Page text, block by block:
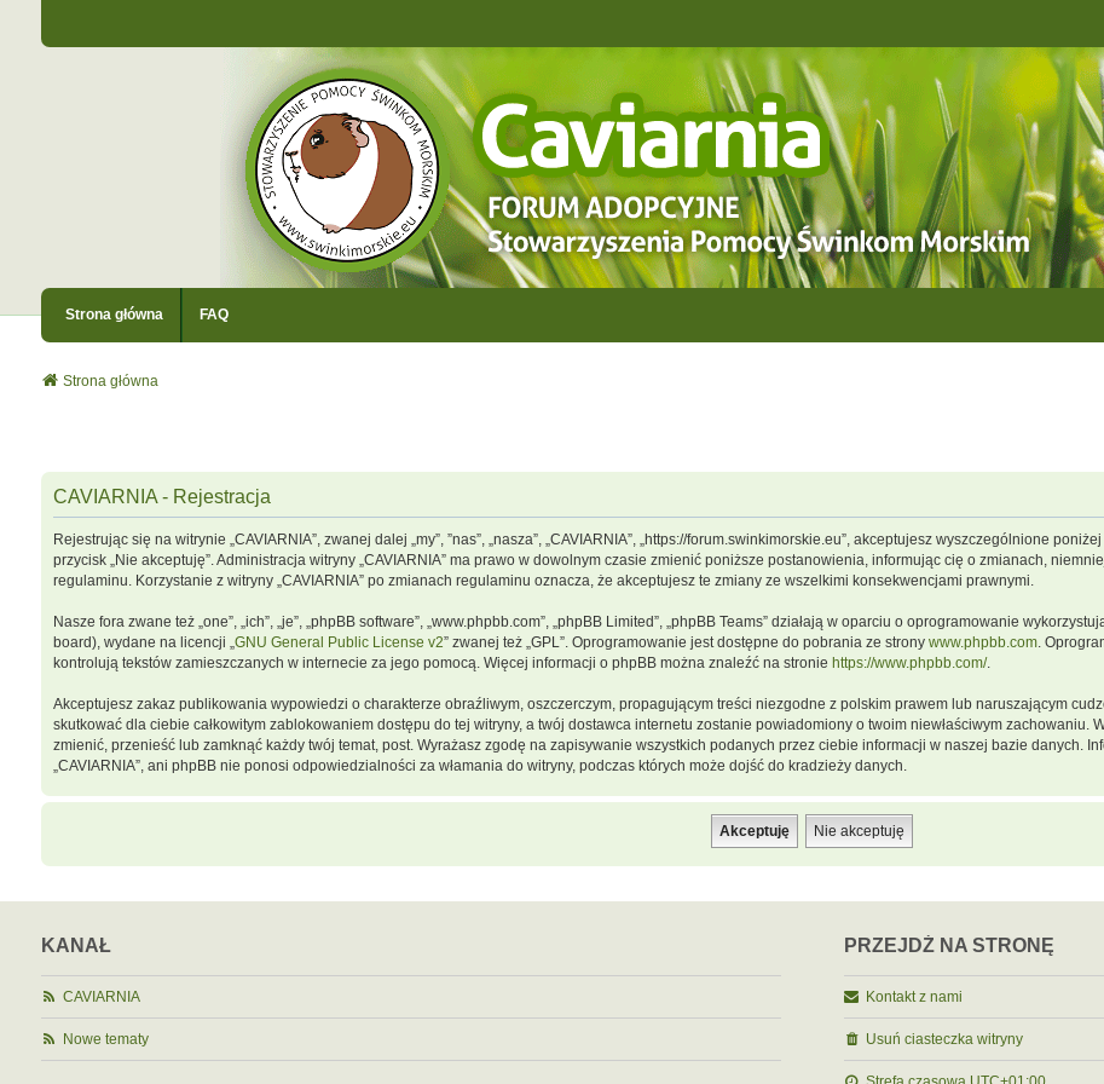
Strona główna FAQ
Strona główna
CAVIARNIA - Rejestracja
Rejestrując się na witrynie „CAVIARNIA”, zwanej dalej „my”, ”nas”, „nasza”, „CAVIARNIA”, „https://forum.swinkimorskie.eu”, akceptujesz wyszczególnione
przycisk „Nie akceptuję”. Administracja witryny „CAVIARNIA” ma prawo w dowolnym czasie zmienić poniższe postanowienia, informując cię o zmianach,
regulaminu. Korzystanie z witryny „CAVIARNIA” po zmianach regulaminu oznacza, że akceptujesz te zmiany ze wszelkimi konsekwencjami prawnymi.
Nasze fora zwane też „one”, „ich”, „je”, „phpBB software”, „www.phpbb.com”, „phpBB Limited”, „phpBB Teams” działają w oparciu o oprogramowanie
board), wydane na licencji „GNU General Public License v2” zwanej też „GPL”. Oprogramowanie jest dostępne do pobrania ze strony www.phpbb.com.
kontrolują tekstów zamieszczanych w internecie za jego pomocą. Więcej informacji o phpBB można znaleźć na stronie https://www.phpbb.com/.
Akceptujesz zakaz publikowania wypowiedzi o charakterze obraźliwym, oszczerczym, propagującym treści niezgodne z polskim prawem lub naruszającym
skutkować dla ciebie całkowitym zablokowaniem dostępu do tej witryny, a twój dostawca internetu zostanie powiadomiony o twoim niewłaściwym zachowaniu.
zmienić, przenieść lub zamknąć każdy twój temat, post. Wyrażasz zgodę na zapisywanie wszystkich podanych przez ciebie informacji w naszej bazie danych.
„CAVIARNIA”, ani phpBB nie ponosi odpowiedzialności za włamania do witryny, podczas których może dojść do kradzieży danych.
KANAŁ
CAVIARNIA
Nowe tematy
PRZEJDŹ NA STRONĘ
Kontakt z nami
Usuń ciasteczka witryny